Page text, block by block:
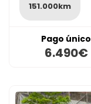
151.000km
Pago único
6.490€